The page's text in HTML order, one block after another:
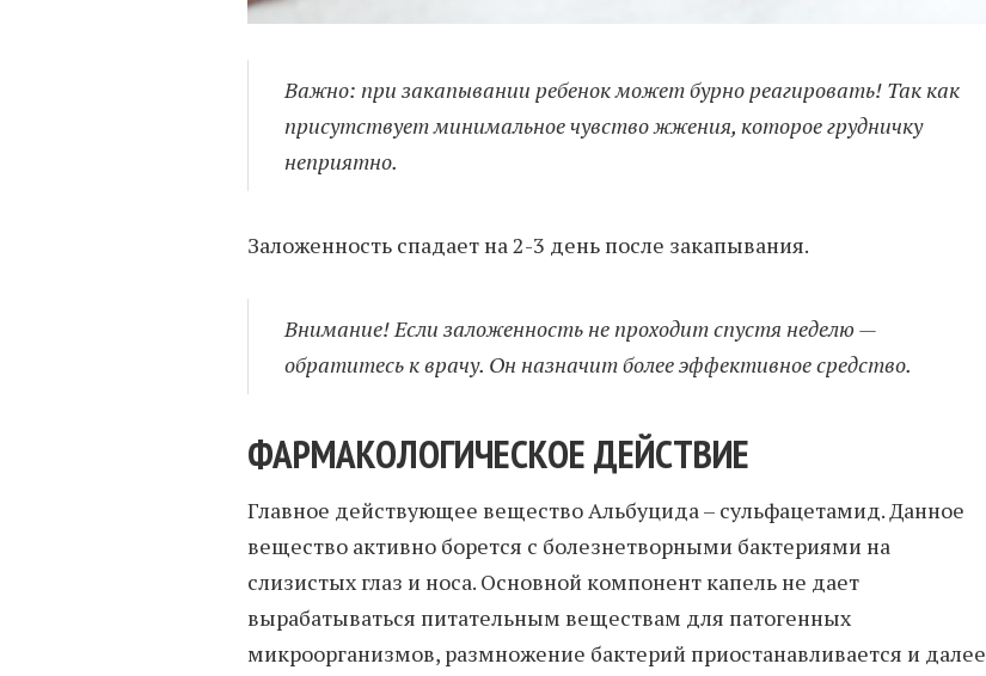
Важно: при закапывании ребенок может бурно реагировать! Так как
присутствует минимальное чувство жжения, которое грудничку
неприятно.
Заложенность спадает на 2-3 день после закапывания.
Внимание! Если заложенность не проходит спустя неделю —
обратитесь к врачу. Он назначит более эффективное средство.
ФАРМАКОЛОГИЧЕСКОЕ ДЕЙСТВИЕ
Главное действующее вещество Альбуцида – сульфацетамид. Данное
вещество активно борется с болезнетворными бактериями на
слизистых глаз и носа. Основной компонент капель не дает
вырабатываться питательным веществам для патогенных
микроорганизмов, размножение бактерий приостанавливается и далее